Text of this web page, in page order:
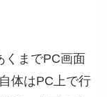
くまでPC画面
体はPC上で行